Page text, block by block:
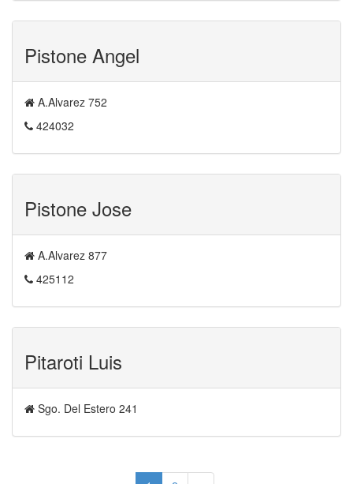
Pistone Angel
A.Alvarez 752
424032
Pistone Jose
A.Alvarez 877
425112
Pitaroti Luis
Sgo. Del Estero 241